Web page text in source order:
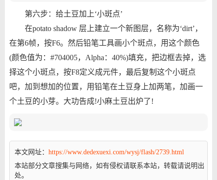
第六步：给土豆加上‘小斑点’
在potato shadow 层上建立一个新图层，名称为‘dirt’，
在第6帧，按F6。然后铅笔工具画小个斑点，用这个颜色
(颜色值为：#704005，Alpha：40%)填充，把边框去掉，选
择这个小斑点，按F8定义成元件，最后复制这个小斑点
吧，加到想加的位置，用铅笔在土豆身上加两笔，加画一
个土豆的小芽。大功告成!小麻土豆出炉了!
本文网址： https://www.dedexuexi.com/wysj/flash/2739.html
本站部分文章搜集与网络，如有侵权请联系本站，转载请说明出
处。